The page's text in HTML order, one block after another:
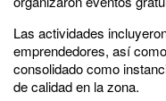
Las actividades
emprendedores, así
consolidado como
de calidad en la zona.